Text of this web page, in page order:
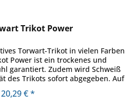
Trikot Power
Torwart-Trikot in vielen Farben
Power ist ein trockenes und
garantiert. Zudem wird Schweiß
des Trikots sofort abgegeben. Auf
20,29 € *